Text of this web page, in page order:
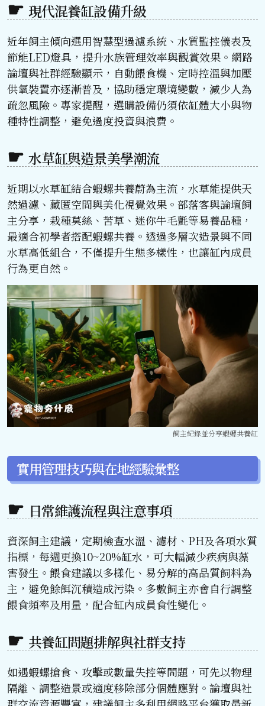
現代混養缸設備升級
近年飼主傾向選用智慧型過濾系統、水質監控儀表及
節能LED燈具，提升水族管理效率與觀賞效果。網路
論壇與社群經驗顯示，自動餵食機、定時控溫與加壓
供氧裝置亦逐漸普及，協助穩定環境變數，減少人為
疏忽風險。專家提醒，選購設備仍須依缸體大小與物
種特性調整，避免過度投資與浪費。
水草缸與造景美學潮流
近期以水草缸結合蝦螺共養蔚為主流，水草能提供天
然過濾、藏匿空間與美化視覺效果。部落客與論壇飼
主分享，栽種莫絲、苦草、迷你牛毛氈等易養品種，
最適合初學者搭配蝦螺共養。透過多層次造景與不同
水草高低組合，不僅提升生態多樣性，也讓缸內成員
行為更自然。
飼主紀錄並分享蝦螺共養缸
實用管理技巧與在地經驗彙整
日常維護流程與注意事項
資深飼主建議，定期檢查水溫、濾材、PH及各項水質
指標，每週更換10~20%缸水，可大幅減少疾病與藻
害發生。餵食建議以多樣化、易分解的高品質飼料為
主，避免餘餌沉積造成污染。多數飼主亦會自行調整
餵食頻率及用量，配合缸內成員食性變化。
共養缸問題排解與社群支持
如遇蝦螺搶食、攻擊或數量失控等問題，可先以物理
隔離、調整造景或適度移除部分個體應對。論壇與社